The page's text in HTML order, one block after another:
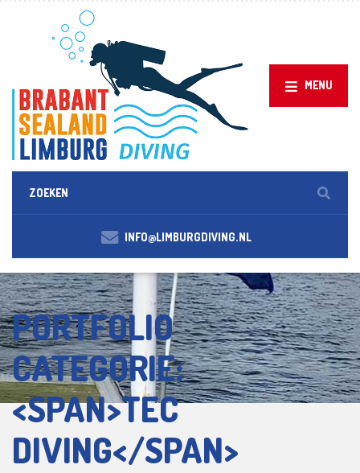
MENU
INFO@LIMBURGDIVING.NL
PORTFOLIO
CATEGORIE:
<SPAN>TEC
DIVING</SPAN>